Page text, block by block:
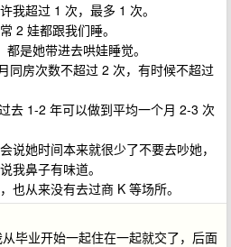
我超过 1 次，最多 1 次。
2 娃都跟我们睡。
是她带进去哄娃睡觉。
同房次数不超过 2 次，有时候不超过
去 1-2 年可以做到平均一个月 2-3 次
说她时间本来就很少了不要去吵她，
我鼻子有味道。
也从来没有去过商 K 等场所。
毕业开始一起住在一起就交了，后面